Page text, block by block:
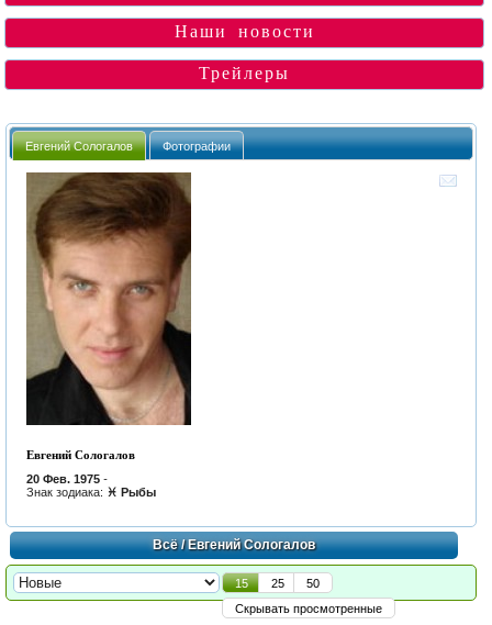
Наши новости
Трейлеры
Евгений Сологалов Фотографии
Евгений Сологалов
20 Фев. 1975 -
Знак зодиака: ♓ Рыбы
Всё/ Евгений Сологалов
15 25
50
Скрывать просмотренные